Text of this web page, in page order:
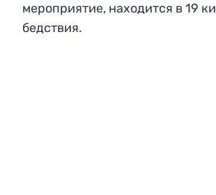
мероприятие, находится в 19
бедствия.